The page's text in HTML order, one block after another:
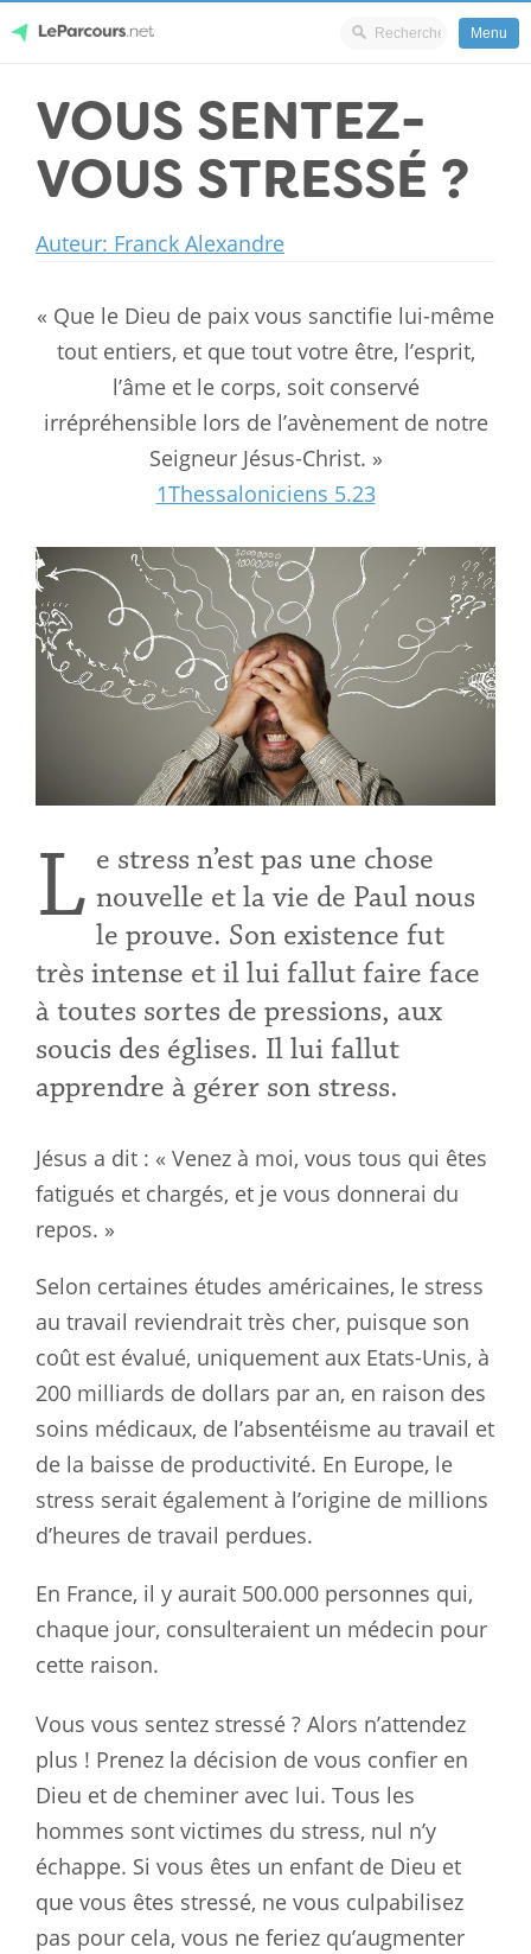
content
LeParcours.net
Menu
VOUS SENTEZ-
VOUS STRESSÉ ?
Auteur: Franck Alexandre
« Que le Dieu de paix vous sanctifie lui-même
tout entiers, et que tout votre être, l’esprit,
l’âme et le corps, soit conservé
irrépréhensible lors de l’avènement de notre
Seigneur Jésus-Christ. »
1Thessaloniciens 5.23
L e stress n’est pas une chose
nouvelle et la vie de Paul nous
le prouve. Son existence fut
très intense et il lui fallut faire face
à toutes sortes de pressions, aux
soucis des églises. Il lui fallut
apprendre à gérer son stress.
Jésus a dit : « Venez à moi, vous tous qui êtes
fatigués et chargés, et je vous donnerai du
repos. »
Selon certaines études américaines, le stress
au travail reviendrait très cher, puisque son
coût est évalué, uniquement aux Etats-Unis, à
200 milliards de dollars par an, en raison des
soins médicaux, de l’absentéisme au travail et
de la baisse de productivité. En Europe, le
stress serait également à l’origine de millions
d’heures de travail perdues.
En France, il y aurait 500.000 personnes qui,
chaque jour, consulteraient un médecin pour
cette raison.
Vous vous sentez stressé ? Alors n’attendez
plus ! Prenez la décision de vous confier en
Dieu et de cheminer avec lui. Tous les
hommes sont victimes du stress, nul n’y
échappe. Si vous êtes un enfant de Dieu et
que vous êtes stressé, ne vous culpabilisez
pas pour cela, vous ne feriez qu’augmenter